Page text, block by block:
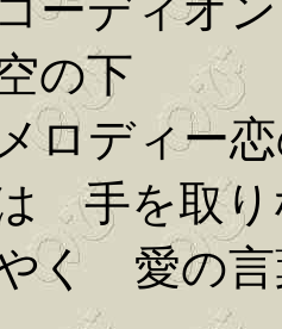
ーディオン
の下
ディー恋
を取り
愛の言